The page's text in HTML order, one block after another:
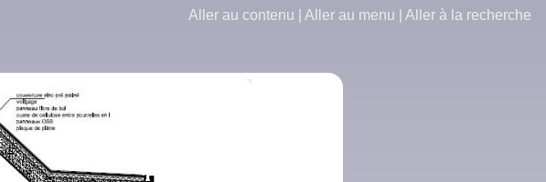
Aller au contenu Aller au menu Aller à la recherche